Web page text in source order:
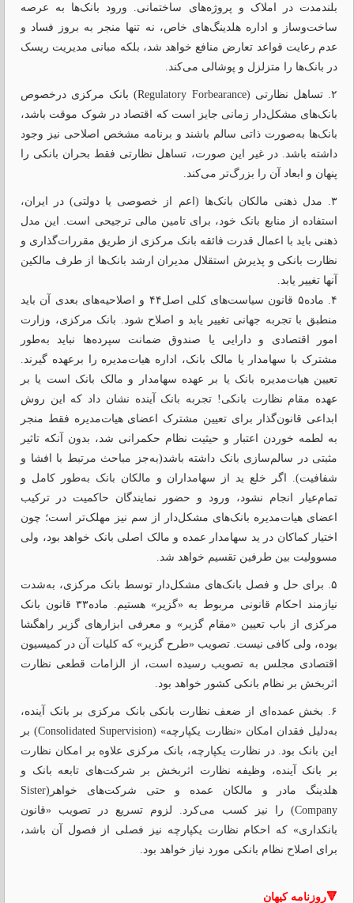
بلندمدت در املاک و پروژه‌های ساختمانی. ورود بانک‌ها به عرصه
ساخت‌وساز و اداره هلدینگ‌های خاص، نه تنها منجر به بروز فساد و
عدم رعایت قواعد تعارض منافع خواهد شد، بلکه مبانی مدیریت ریسک
در بانک‌ها را متزلزل و پوشالی می‌کند.
۲. تساهل نظارتی (Regulatory Forbearance) بانک مرکزی درخصوص
بانک‌های مشکل‌دار زمانی جایز است که اقتصاد در شوک موقت باشد،
بانک‌ها به‌صورت ذاتی سالم باشند و برنامه مشخص اصلاحی نیز وجود
داشته باشد. در غیر این صورت، تساهل نظارتی فقط بحران بانکی را
پنهان و ابعاد آن را بزرگ‌تر می‌کند.
۳. مدل ذهنی مالکان بانک‌ها (اعم از خصوصی یا دولتی) در ایران،
استفاده از منابع بانک خود، برای تامین مالی ترجیحی است. این مدل
ذهنی باید با اعمال قدرت فائقه بانک مرکزی از طریق مقررات‌گذاری و
نظارت بانکی و پذیرش استقلال مدیران ارشد بانک‌ها از طرف مالکین
آنها تغییر یابد.
۴. ماده۵ قانون سیاست‌های کلی اصل۴۴ و اصلاحیه‌های بعدی آن باید
منطبق با تجربه جهانی تغییر یابد و اصلاح شود. بانک مرکزی، وزارت
امور اقتصادی و دارایی یا صندوق ضمانت سپرده‌ها نباید به‌طور
مشترک با سهامدار یا مالک بانک، اداره هیات‌مدیره را برعهده گیرند.
تعیین هیات‌مدیره بانک یا بر عهده سهامدار و مالک بانک است یا بر
عهده مقام نظارت بانکی! تجربه بانک آینده نشان داد که این روش
ابداعی قانون‌گذار برای تعیین مشترک اعضای هیات‌مدیره فقط منجر
به لطمه خوردن اعتبار و حیثیت نظام حکمرانی شد، بدون آنکه تاثیر
مثبتی در سالم‌سازی بانک داشته باشد(به‌جز مباحث مرتبط با افشا و
شفافیت). اگر خلع ید از سهامداران و مالکان بانک به‌طور کامل و
تمام‌عیار انجام نشود، ورود و حضور نمایندگان حاکمیت در ترکیب
اعضای هیات‌مدیره بانک‌های مشکل‌دار از سم نیز مهلک‌تر است؛ چون
اختیار کماکان در ید سهامدار عمده و مالک اصلی بانک خواهد بود، ولی
مسوولیت بین طرفین تقسیم خواهد شد.
۵. برای حل و فصل بانک‌های مشکل‌دار توسط بانک مرکزی، به‌شدت
نیازمند احکام قانونی مربوط به «گزیر» هستیم. ماده۳۳ قانون بانک
مرکزی از باب تعیین «مقام گزیر» و معرفی ابزارهای گزیر راهگشا
بوده، ولی کافی نیست. تصویب «طرح گزیر» که کلیات آن در کمیسیون
اقتصادی مجلس به تصویب رسیده است، از الزامات قطعی نظارت
اثربخش بر نظام بانکی کشور خواهد بود.
۶. بخش عمده‌ای از ضعف نظارت بانکی بانک مرکزی بر بانک آینده،
به‌دلیل فقدان امکان «نظارت یکپارچه» (Consolidated Supervision) بر
این بانک بود. در نظارت یکپارچه، بانک مرکزی علاوه بر امکان نظارت
بر بانک آینده، وظیفه نظارت اثربخش بر شرکت‌های تابعه بانک و
هلدینگ مادر و مالکان عمده و حتی شرکت‌های خواهر(Sister
Company) را نیز کسب می‌کرد. لزوم تسریع در تصویب «قانون
بانکداری» که احکام نظارت یکپارچه نیز فصلی از فصول آن باشد،
برای اصلاح نظام بانکی مورد نیاز خواهد بود.
🔻روزنامه کیهان